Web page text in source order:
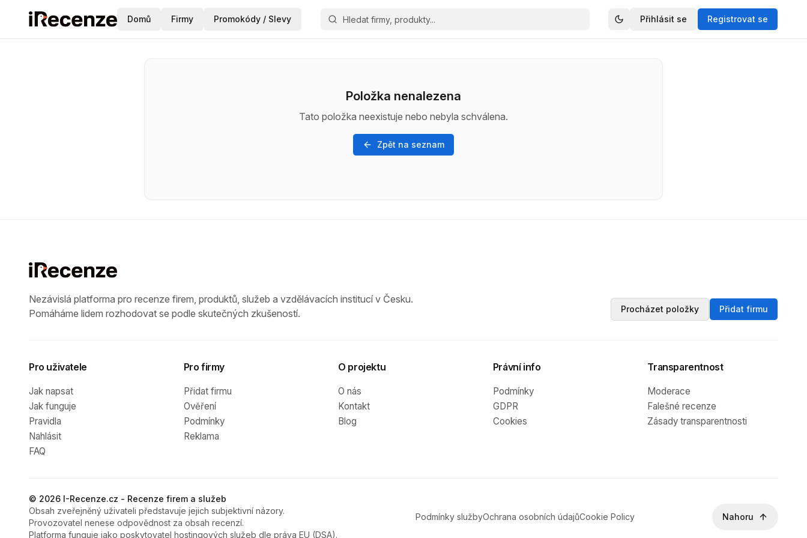
Domů Firmy Promokódy / Slevy Přihlásit se Registrovat se
Položka nenalezena
Tato položka neexistuje nebo nebyla schválena.
Zpět na seznam
Nezávislá platforma pro recenze firem, produktů, služeb a vzdělávacích institucí v Česku.
Pomáháme lidem rozhodovat se podle skutečných zkušeností.
Procházet položky Přidat firmu
Pro uživatele
Jak napsat
Jak funguje
Pravidla
Nahlásit
FAQ
Pro firmy
Přidat firmu
Ověření
Podmínky
Reklama
O projektu
O nás
Kontakt
Blog
Právní info
Podmínky
GDPR
Cookies
Transparentnost
Moderace
Falešné recenze
Zásady transparentnosti
© 2026 I-Recenze.cz - Recenze firem a služeb
Obsah zveřejněný uživateli představuje jejich subjektivní názory.
Provozovatel nenese odpovědnost za obsah recenzí.
Platforma funguje jako poskytovatel hostingových služeb dle práva EU (DSA).
Podmínky službyOchrana osobních údajůCookie Policy Nahoru